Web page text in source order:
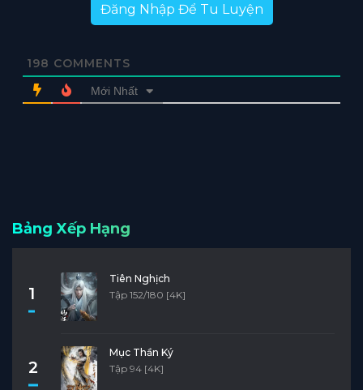
Đăng Nhập Để Tu Luyện
198 COMMENTS
Mới Nhất
Bảng Xếp Hạng
1
Tiên Nghịch
Tập 152/180 [4K]
2
Mục Thần Ký
Tập 94 [4K]